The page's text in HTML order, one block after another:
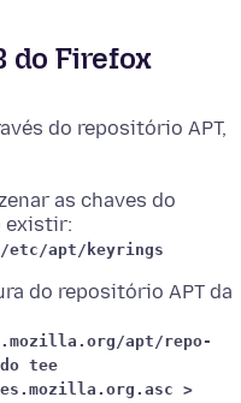
do Firefox
do repositório APT,
as chaves do
existir:
etc/apt/keyrings
do repositório APT da
apt/repo-
tee
>